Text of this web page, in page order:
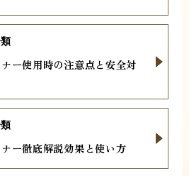
ー使用時の注意点と安全対
ー徹底解説効果と使い方